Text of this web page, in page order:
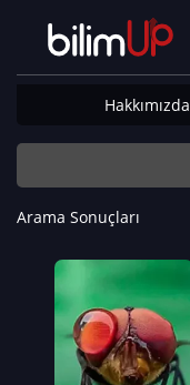
Hakkımızda
Arama Sonuçları